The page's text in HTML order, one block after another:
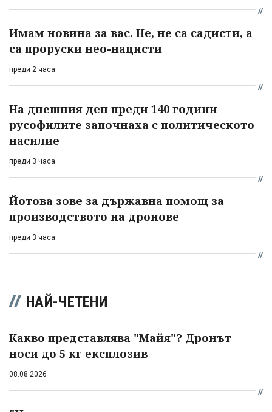
Имам новина за вас. Не, не са садисти, а
са проруски нео-нацисти
преди 2 часа
На днешния ден преди 140 години
русофилите започнаха с политическото
насилие
преди 3 часа
Йотова зове за държавна помощ за
производството на дронове
преди 3 часа
НАЙ-ЧЕТЕНИ
Какво представлява "Майя"? Дронът
носи до 5 кг експлозив
08.08.2026